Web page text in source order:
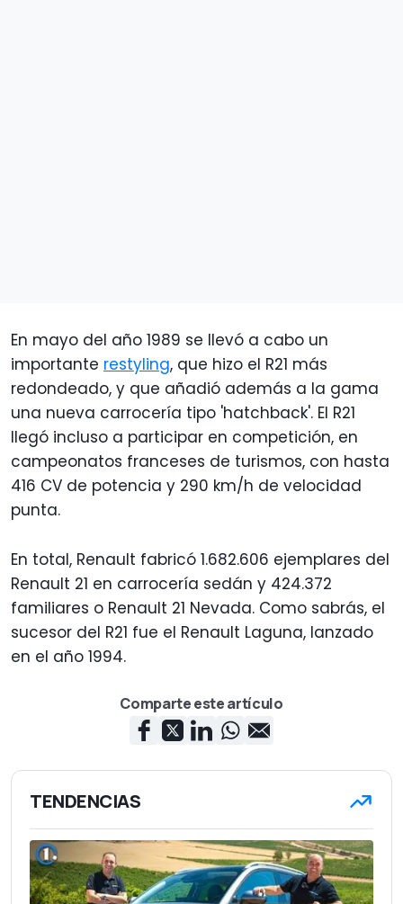
En mayo del año 1989 se llevó a cabo un
importante restyling, que hizo el R21 más
redondeado, y que añadió además a la gama
una nueva carrocería tipo 'hatchback'. El R21
llegó incluso a participar en competición, en
campeonatos franceses de turismos, con hasta
416 CV de potencia y 290 km/h de velocidad
punta.
En total, Renault fabricó 1.682.606 ejemplares del
Renault 21 en carrocería sedán y 424.372
familiares o Renault 21 Nevada. Como sabrás, el
sucesor del R21 fue el Renault Laguna, lanzado
en el año 1994.
Comparte este artículo
TENDENCIAS